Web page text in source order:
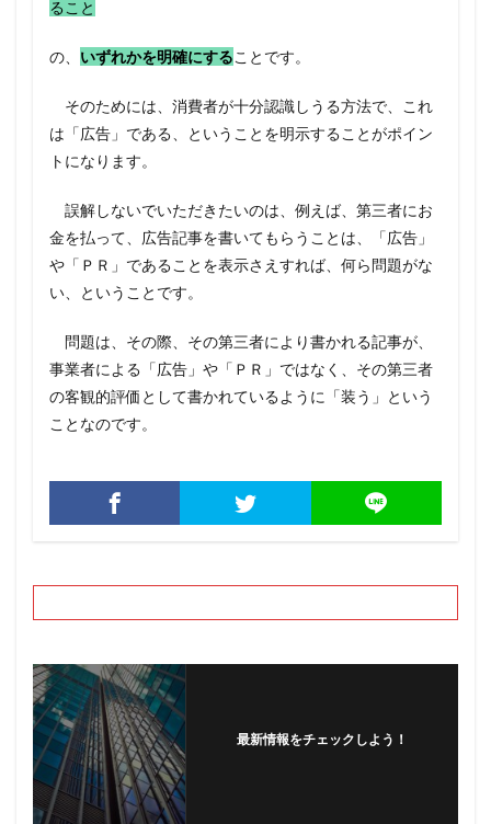
ること
の、 いずれかを明確にすることです。
そのためには、消費者が十分認識しうる方法で、これ
は「広告」である、ということを明示することがポイン
トになります。
誤解しないでいただきたいのは、例えば、第三者にお
金を払って、広告記事を書いてもらうことは、「広告」
や「ＰＲ」であることを表示さえすれば、何ら問題がな
い、ということです。
問題は、その際、その第三者により書かれる記事が、
事業者による「広告」や「ＰＲ」ではなく、その第三者
の客観的評価として書かれているように「装う」という
ことなのです。
最新情報をチェックしよう！